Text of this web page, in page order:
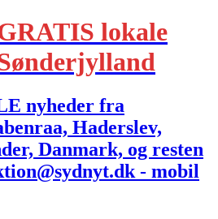
lokale
nyheder fra
Haderslev,
Danmark, og resten
- mobil